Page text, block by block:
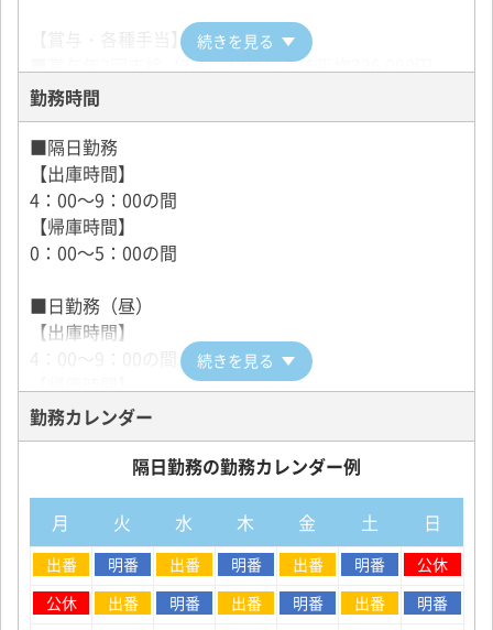
●バリアフリー車両で社会貢献
当社ではユニバーサルデザインタクシーを導入してい
ます。足腰の弱い高齢者の方や車いすの方、ベビーカ
ーや小さいお子さま連れの方、妊婦の方などにも快適
に移動いただけるようにお手伝いしています。
【賞与・各種手当】
■賞与年2回支給（7月、12月）：年平均326,000円
■家族手当：配偶者2,000円／月、親・子1人1,000円／
月
■祝日手当：5,000円 ※社内カレンダーの祝日に出社
した場合に支給
■お年玉手当：10,000円 ※1月1日に出社した場合に
支給
■修理手当：1,500円 ※車両の不具合があった場合に
【年収例】
年収501万7,295円（入社3年目／48才）
年収463万1,009円（入社2年目／37才）
年収454万3,466円（入社2年目 54才）
タクシードライバーの給与体系
続きを見る
勤務時間
■隔日勤務
【出庫時間】
4：00～9：00の間
【帰庫時間】
0：00～5：00の間
■日勤務（昼）
【出庫時間】
15：00～20：00の間
■日勤務（夜）
16：00～19：00の間
【帰庫時間】
3：00～6：00の間
■定時制
続きを見る
勤務カレンダー
隔日勤務の勤務カレンダー例
月 火 水 木 金 土 日
出番 明番 出番 明番 出番 明番
公休
公休
出番 明番 出番 明番 出番
明番